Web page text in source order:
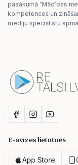
pasākumā "Mācības
kompetences un
mediju speciālistu
E-avīzes lietotnes
App Store